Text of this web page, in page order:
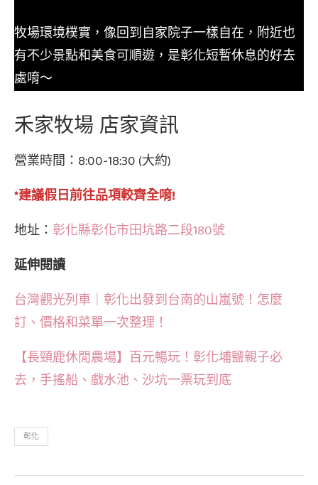
牧場環境樸實，像回到自家院子一樣自在，附近也
有不少景點和美食可順遊，是彰化短暫休息的好去
處唷～
禾家牧場 店家資訊
營業時間：8:00-18:30 (大約)
*建議假日前往品項較齊全唷!
地址： 彰化縣彰化市田坑路二段180號
延伸閱讀
台灣觀光列車｜彰化出發到台南的山嵐號！怎麼
訂、價格和菜單一次整理！
【長頸鹿休閒農場】百元暢玩！彰化埔鹽親子必
去，手搖船、戲水池、沙坑一票玩到底
彰化